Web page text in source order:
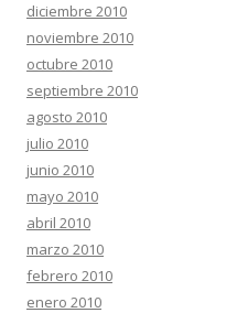
diciembre 2010
noviembre 2010
octubre 2010
septiembre 2010
agosto 2010
julio 2010
junio 2010
mayo 2010
abril 2010
marzo 2010
febrero 2010
enero 2010